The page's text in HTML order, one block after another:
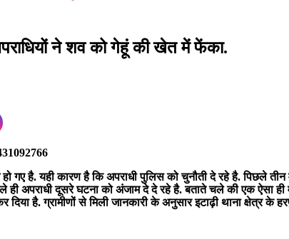
ने शव को गेहूं की खेत में फेंका.
गए है. यही कारण है कि अपराधी पुलिस को चुनौती दे रहे है. पिछले
ही अपराधी दूसरे घटना को अंजाम दे दे रहे है. बताते चले की एक ऐसा
है. ग्रामीणों से मिली जानकारी के अनुसार इटाढ़ी थाना क्षेत्र के